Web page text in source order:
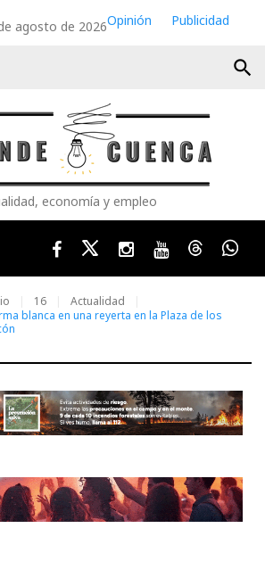
agosto de 2026Opinión
Publicidad
search
economía y empleo
FacebookTwitterInstagram
YoutubeThreads
16
Actualidad
blanca en una reyerta en la Plaza de los